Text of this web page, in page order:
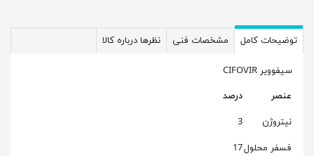
توضیحات کامل مشخصات فنی نظرها درباره کالا
سیفوویر CIFOVIR
عنصر
درصد
نیتروژن 3
فسفر محلول17